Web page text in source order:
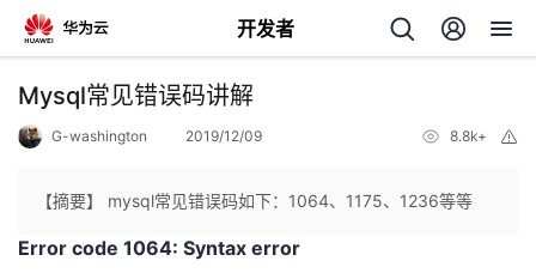
开发者
返
Mysql常见错误码讲解
G-washington 2019/12/09 8.8k+
【摘要】 mysql常见错误码如下：1064、1175、1236等等
Error code 1064: Syntax error